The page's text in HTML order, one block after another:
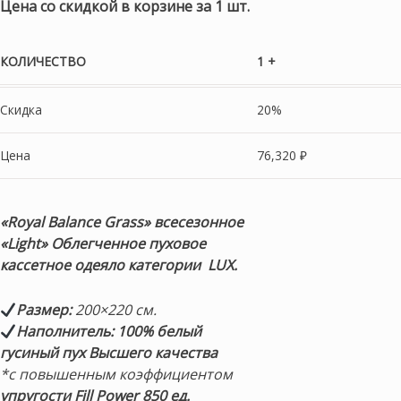
Цена со скидкой в корзине за 1 шт.
КОЛИЧЕСТВО 1 +
Скидка 20%
Цена 76,320 ₽
«Royal Balance Grass» всесезонное
«Light» Облегченное пуховое
кассетноеодеялокатегории LUX.
Размер:200×220 см.
Наполнитель: 100% белый
гусиный пух Высшего качества
*с повышенным коэффициентом
упругости Fill Power 850 ед.